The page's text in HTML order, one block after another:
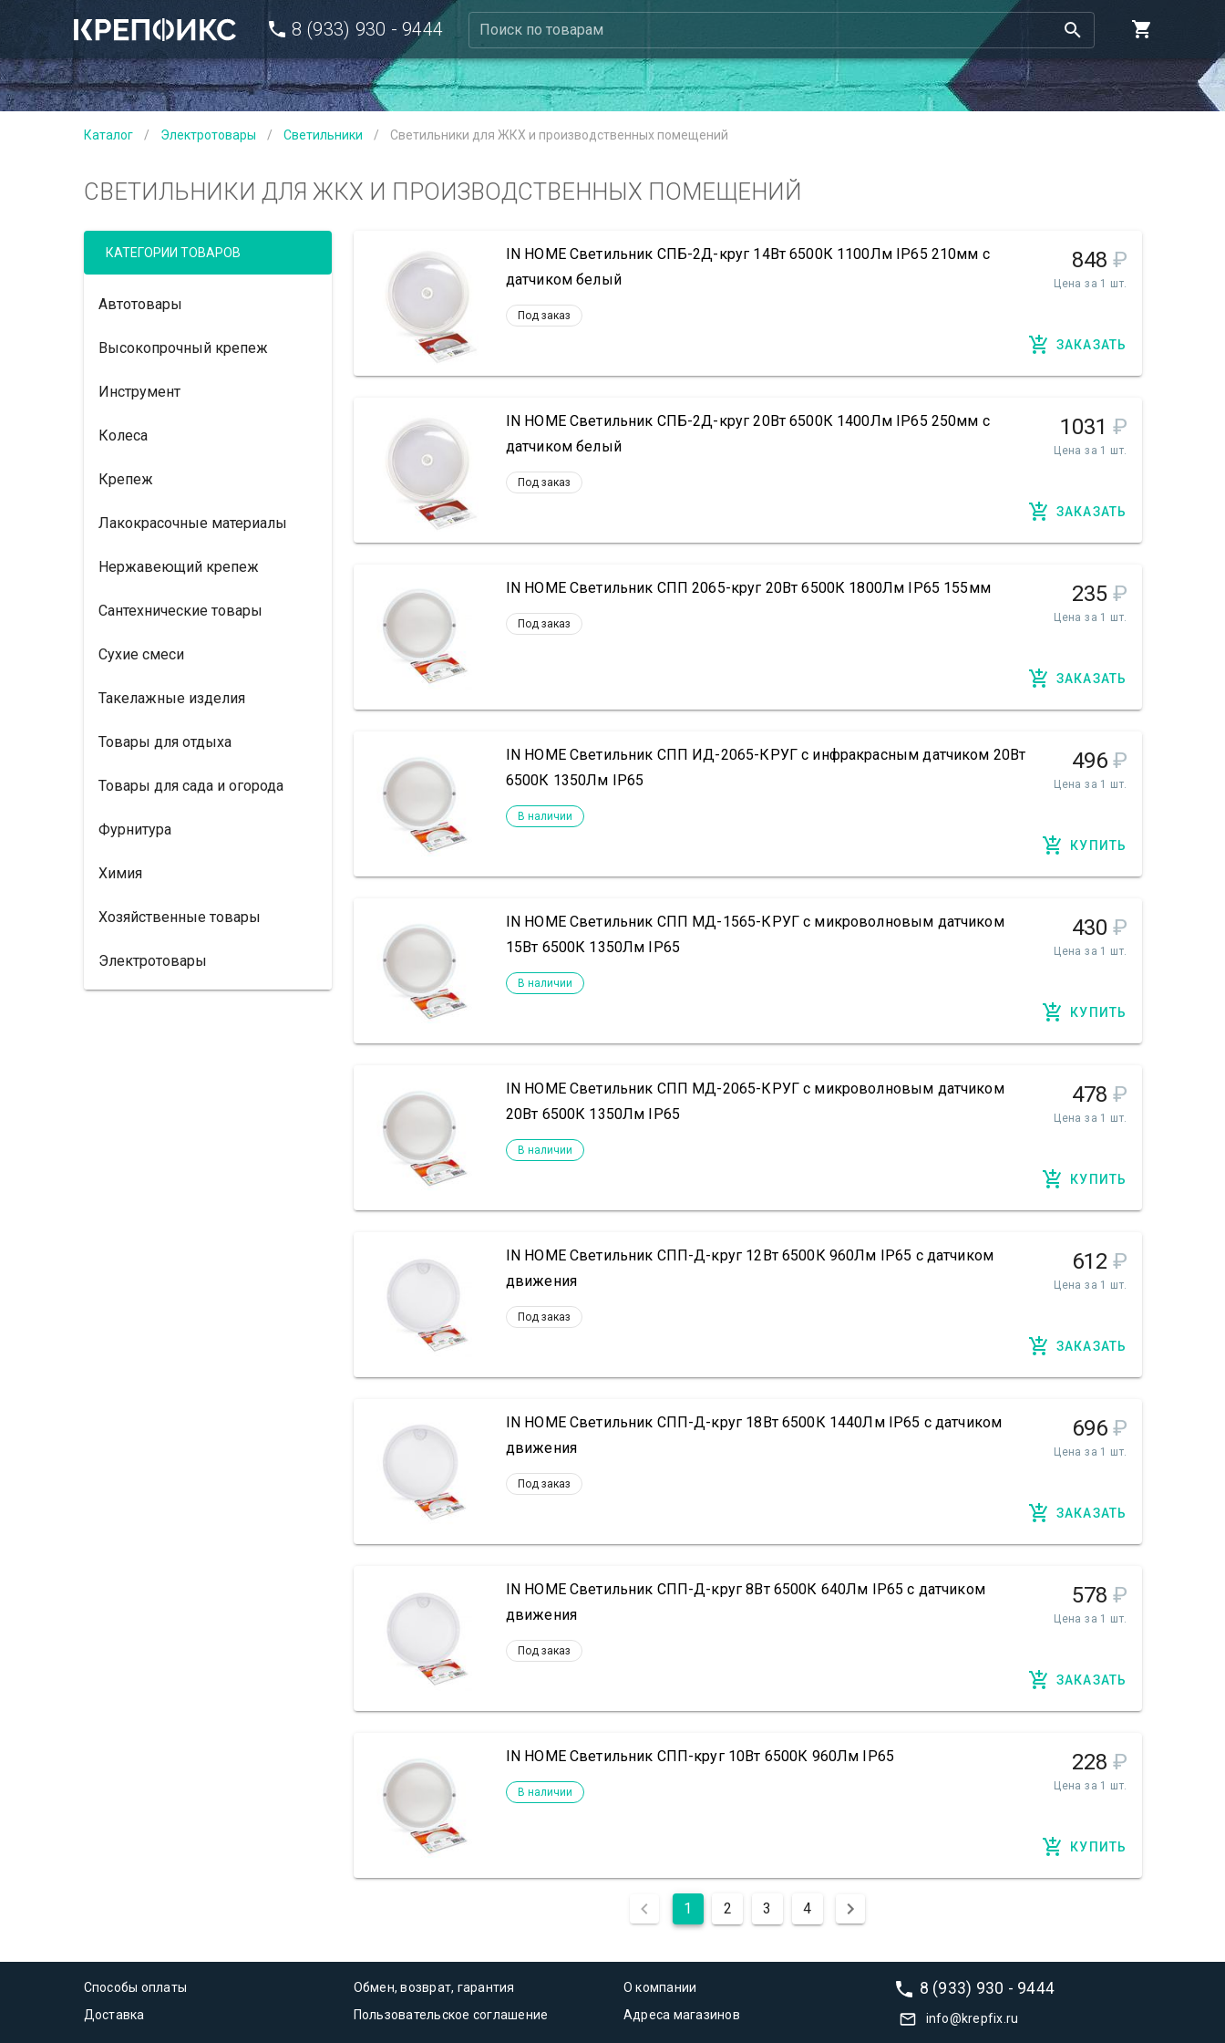
8 (933) 930 - 9444 Поиск по товарам
Каталог / Электротовары / Светильники / Светильники для ЖКХ и производственных помещений
СВЕТИЛЬНИКИ ДЛЯ ЖКХ И ПРОИЗВОДСТВЕННЫХ ПОМЕЩЕНИЙ
КАТЕГОРИИ ТОВАРОВ
Автотовары
Высокопрочный крепеж
Инструмент
Колеса
Крепеж
Лакокрасочные материалы
Нержавеющий крепеж
Сантехнические товары
Сухие смеси
Такелажные изделия
Товары для отдыха
Товары для сада и огорода
Фурнитура
Химия
Хозяйственные товары
Электротовары
IN HOME Светильник СПБ-2Д-круг 14Вт 6500К 1100Лм IP65 210мм с
датчиком белый
Под заказ
848 ₽
Цена за 1 шт.
ЗАКАЗАТЬ
IN HOME Светильник СПБ-2Д-круг 20Вт 6500К 1400Лм IP65 250мм с
датчиком белый
Под заказ
1031 ₽
Цена за 1 шт.
ЗАКАЗАТЬ
IN HOME Светильник СПП 2065-круг 20Вт 6500К 1800Лм IP65 155мм
Под заказ
235 ₽
Цена за 1 шт.
ЗАКАЗАТЬ
IN HOME Светильник СПП ИД-2065-КРУГ с инфракрасным датчиком 20Вт
6500К 1350Лм IP65
В наличии
496 ₽
Цена за 1 шт.
КУПИТЬ
IN HOME Светильник СПП МД-1565-КРУГ с микроволновым датчиком
15Вт 6500К 1350Лм IP65
В наличии
430 ₽
Цена за 1 шт.
КУПИТЬ
IN HOME Светильник СПП МД-2065-КРУГ с микроволновым датчиком
20Вт 6500К 1350Лм IP65
В наличии
478 ₽
Цена за 1 шт.
КУПИТЬ
IN HOME Светильник СПП-Д-круг 12Вт 6500К 960Лм IP65 с датчиком
движения
Под заказ
612 ₽
Цена за 1 шт.
ЗАКАЗАТЬ
IN HOME Светильник СПП-Д-круг 18Вт 6500К 1440Лм IP65 с датчиком
движения
Под заказ
696 ₽
Цена за 1 шт.
ЗАКАЗАТЬ
IN HOME Светильник СПП-Д-круг 8Вт 6500К 640Лм IP65 с датчиком
движения
Под заказ
578 ₽
Цена за 1 шт.
ЗАКАЗАТЬ
IN HOME Светильник СПП-круг 10Вт 6500К 960Лм IP65
В наличии
228 ₽
Цена за 1 шт.
КУПИТЬ
1 2 3 4
Способы оплаты
Доставка
Обмен, возврат, гарантия
Пользовательское соглашение
О компании
Адреса магазинов
8 (933) 930 - 9444
info@krepfix.ru